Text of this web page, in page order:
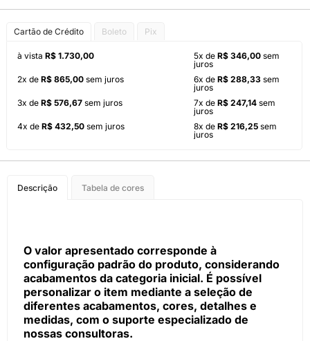
Cartão de Crédito Boleto Pix
à vista R$ 1.730,00
2x de R$ 865,00 sem juros
3x de R$ 576,67 sem juros
4x de R$ 432,50 sem juros
5x de R$ 346,00 sem
juros
6x de R$ 288,33 sem
juros
7x de R$ 247,14 sem
juros
8x de R$ 216,25 sem
juros
Descrição Tabela de cores
O valor apresentado corresponde à
configuração padrão do produto, considerando
acabamentos da categoria inicial. É possível
personalizar o item mediante a seleção de
diferentes acabamentos, cores, detalhes e
medidas, com o suporte especializado de
nossas consultoras.